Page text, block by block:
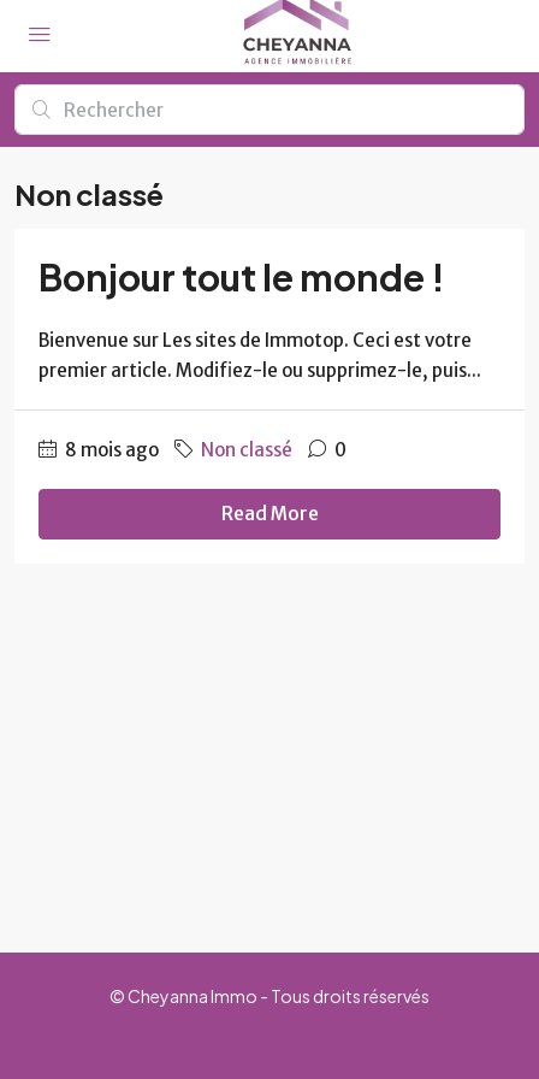
Non classé
Bonjour tout le monde !
Bienvenue sur Les sites de Immotop. Ceci est votre
premier article. Modifiez-le ou supprimez-le, puis...
8 mois ago Non classé 0
Read More
© Cheyanna Immo - Tous droits réservés